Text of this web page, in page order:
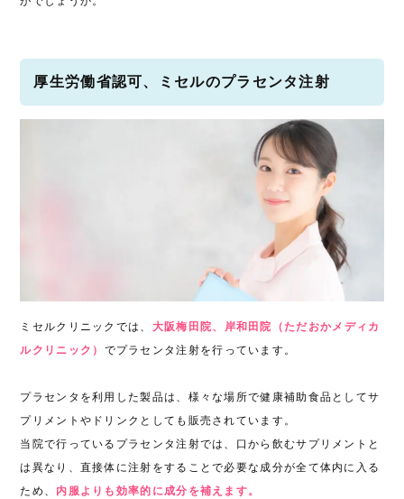
厚生労働省認可、ミセルのプラセンタ注射
ミセルクリニックでは、 大阪梅田院、岸和田院（ただおかメディカ
ルクリニック） でプラセンタ注射を行っています。
プラセンタを利用した製品は、様々な場所で健康補助食品としてサ
プリメントやドリンクとしても販売されています。
当院で行っているプラセンタ注射では、口から飲むサプリメントと
は異なり、直接体に注射をすることで必要な成分が全て体内に入る
ため、 内服よりも効率的に成分を補えます。